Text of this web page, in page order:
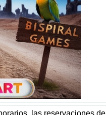
las reservaciones de